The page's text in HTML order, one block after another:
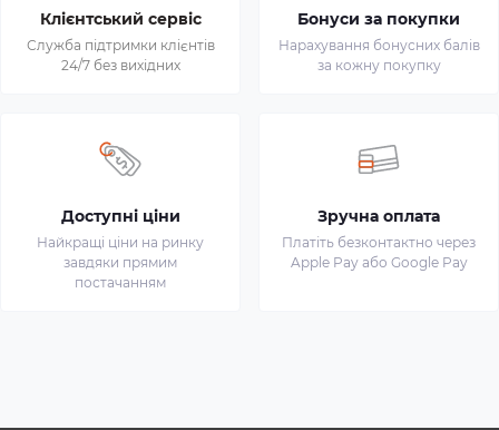
Клієнтський сервіс
Служба підтримки клієнтів
24/7 без вихідних
Бонуси за покупки
Нарахування бонусних балів
за кожну покупку
Доступні ціни
Найкращі ціни на ринку
завдяки прямим
постачанням
Зручна оплата
Платіть безконтактно через
Apple Pay або Google Pay